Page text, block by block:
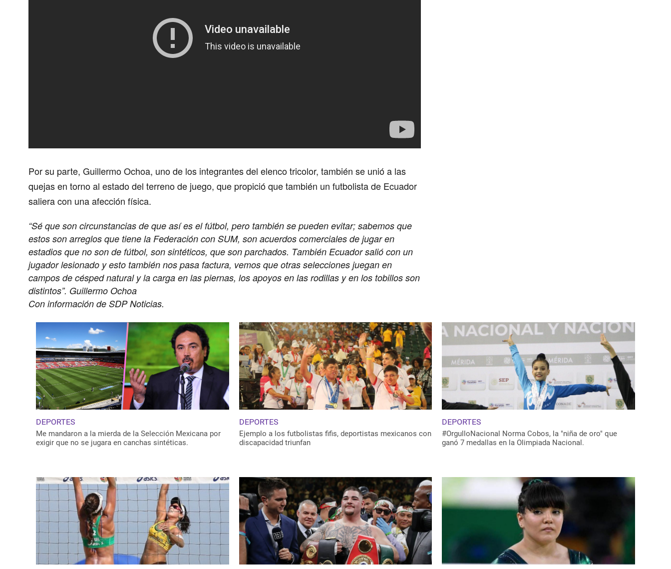
Por su parte,Guillermo Ochoa, uno de los integrantes del elenco tricolor, también se unió a las
quejas en torno al estado del terreno de juego, que propició que también un futbolista de Ecuador
saliera con una afección física.
“Sé que son circunstancias de que así es el fútbol, pero también se pueden evitar; sabemos que
estos son arreglos que tiene la Federación con SUM, son acuerdos comerciales de jugar en
estadios que no son de fútbol, son sintéticos, que son parchados. También Ecuador salió con un
jugador lesionado y esto también nos pasa factura, vemos que otras selecciones juegan en
campos de césped natural y la carga en las piernas, los apoyos en las rodillas y en los tobillos son
distintos”. Guillermo Ochoa
Con información de SDP Noticias.
DEPORTES
Me mandaron a la mierda de la Selección Mexicana por
exigir que no se jugara en canchas sintéticas.
DEPORTES
Ejemplo a los futbolistas fifis, deportistas mexicanos con
discapacidad triunfan
DEPORTES
#OrgulloNacional Norma Cobos, la "niña de oro" que
ganó 7 medallas en la Olimpiada Nacional.